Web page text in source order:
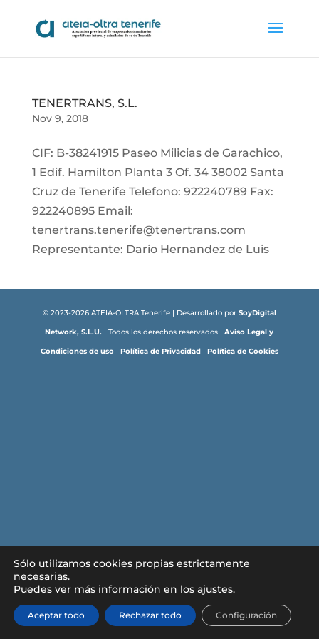
TENERTRANS, S.L.
Nov 9, 2018
CIF: B-38241915 Paseo Milicias de Garachico,
1 Edif. Hamilton Planta 3 Of. 34 38002 Santa
Cruz de Tenerife Telefono: 922240789 Fax:
922240895 Email:
tenertrans.tenerife@tenertrans.com
Representante: Dario Hernandez de Luis
© 2023-2026 ATEIA-OLTRA Tenerife | Desarrollado por SoyDigital
Network, S.L.U. | Todos los derechos reservados |Aviso Legal y
Condiciones de uso| Política de Privacidad| Política de Cookies
Sólo utilizamos cookies propias estrictamente
necesarias.
Puedes ver más información en los ajustes.
Aceptar todo Rechazar todo Configuración